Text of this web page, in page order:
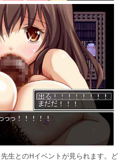
生とのHイベントが見られます。ど